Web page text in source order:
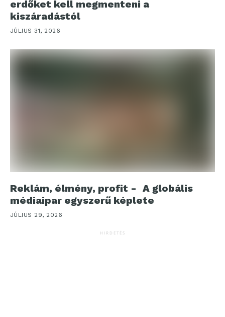
erdőket kell megmenteni a
kiszáradástól
JÚLIUS 31, 2026
Reklám, élmény, profit - A globális
médiaipar egyszerű képlete
JÚLIUS 29, 2026
HIRDETÉS